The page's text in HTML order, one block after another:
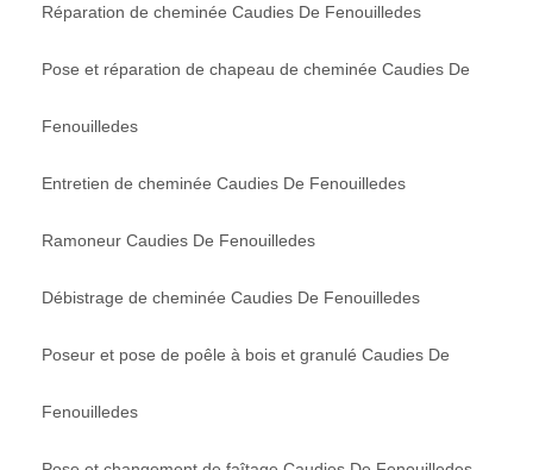
Réparation de cheminée Caudies De Fenouilledes
Pose et réparation de chapeau de cheminée Caudies De
Fenouilledes
Entretien de cheminée Caudies De Fenouilledes
Ramoneur Caudies De Fenouilledes
Débistrage de cheminée Caudies De Fenouilledes
Poseur et pose de poêle à bois et granulé Caudies De
Fenouilledes